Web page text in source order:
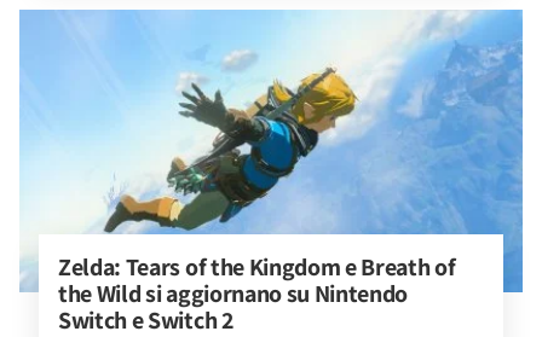
Zelda: Tears of the Kingdom e Breath of
the Wild si aggiornano su Nintendo
Switch e Switch 2